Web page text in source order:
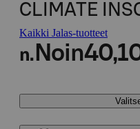
CLIMATE
Kaikki Jalas-tuotteet
n. Noin